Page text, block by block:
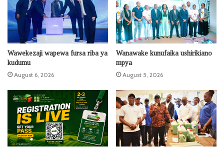
Wawekezaji wapewa fursa riba ya
kudumu
August 6, 2026
Wanawake kunufaika ushirikiano
mpya
August 5, 2026